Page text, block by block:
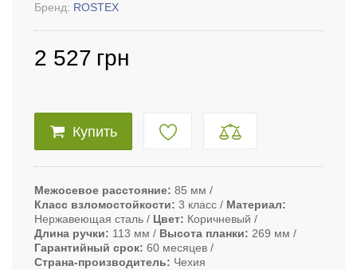
Бренд: ROSTEX
2 527 грн
Купить
Межосевое расстояние 85 мм
Класс взломостойкости
3 класс
Материал
Нержавеющая сталь
Цвет
Коричневый
Длина ручки
113 мм Высота планки
269 мм
Гарантийный срок 60 месяцев
Страна-производитель
Чехия